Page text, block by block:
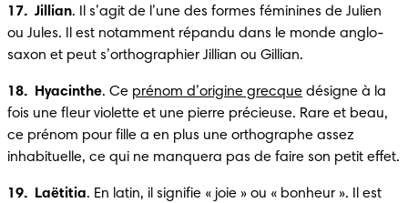
17.  Jillian. Il s’agit de l’une des formes féminines de Julien
ou Jules. Il est notamment répandu dans le monde anglo-
saxon et peut s’orthographier Jillian ou Gillian.
18.  Hyacinthe. Ce prénom d’origine grecque désigne à la
fois une fleur violette et une pierre précieuse. Rare et beau,
ce prénom pour fille a en plus une orthographe assez
inhabituelle, ce qui ne manquera pas de faire son petit effet.
19.  Laëtitia. En latin, il signifie « joie » ou « bonheur ». Il est